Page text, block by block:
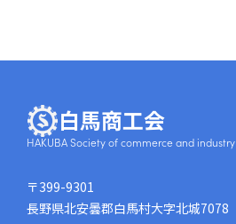
白馬商工会
HAKUBA Society of commerce and industry
〒399-9301
長野県北安曇郡白馬村大字北城7078